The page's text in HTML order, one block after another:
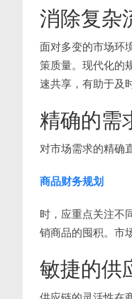
消除复杂
面对多变的市场环
策质量。现代化的
速共享，有助于及
精确的需
对市场需求的精确
商品财务规划
时，应重点关注不
销商品的囤积。市
敏捷的供